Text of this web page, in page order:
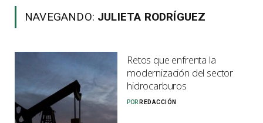
NAVEGANDO: JULIETA RODRÍGUEZ
Retos que enfrenta la
modernización del sector
hidrocarburos
POR REDACCIÓN